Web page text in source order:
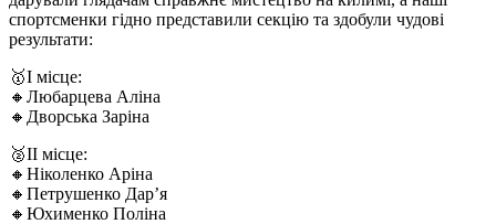
спортсменки гідно представили секцію та здобули чудові
результати:
🥇І місце:
🔸Любарцева Аліна
🔸Дворська Заріна
🥈ІІ місце:
🔸Ніколенко Аріна
🔸Петрушенко Дар’я
🔸Юхименко Поліна